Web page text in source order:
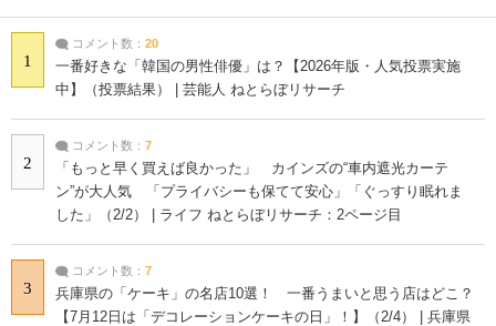
1
コメント数： 20
一番好きな「韓国の男性俳優」は？【2026年版・人気投票実施
中】（投票結果） | 芸能人 ねとらぼリサーチ
2
コメント数： 7
「もっと早く買えば良かった」 カインズの“車内遮光カーテ
ン”が大人気 「プライバシーも保てて安心」「ぐっすり眠れま
した」（2/2） | ライフ ねとらぼリサーチ：2ページ目
3
コメント数： 7
兵庫県の「ケーキ」の名店10選！ 一番うまいと思う店はどこ？
【7月12日は「デコレーションケーキの日」！】（2/4） | 兵庫県